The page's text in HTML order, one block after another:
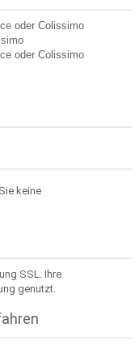
oderColissimo
oderColissimo
keine
SSL. Ihre
genutzt.